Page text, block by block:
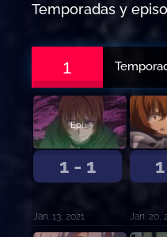
Temporadas y
1
1 - 1
Episodio 1
Jan. 13, 2021 Jan. 20,